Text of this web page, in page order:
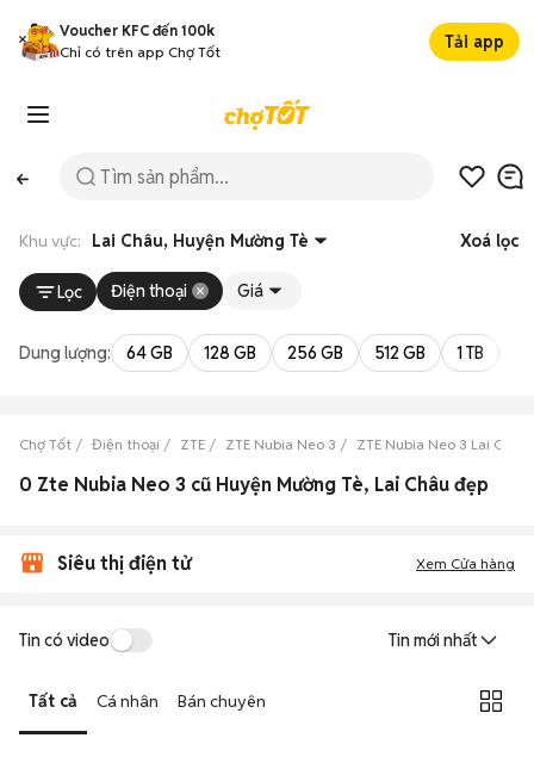
Voucher KFC đến 100k
Chỉ có trên app Chợ Tốt
Tải app
Khu vực: Lai Châu, Huyện Mường Tè Xoá lọc
Lọc Điện thoại Giá
Dung lượng: 64 GB 128 GB 256 GB 512 GB 1 TB
Chợ Tốt Điện thoại ZTE ZTE Nubia Neo 3 ZTE Nubia Neo 3 Lai Châu
0 Zte Nubia Neo 3 cũ Huyện Mường Tè, Lai Châu đẹp
Siêu thị điện tử Xem Cửa hàng
Tin có video Tin mới nhất
Tất cả Cá nhân Bán chuyên